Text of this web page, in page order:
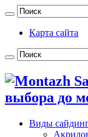
Карта сайта
выбора до
Виды